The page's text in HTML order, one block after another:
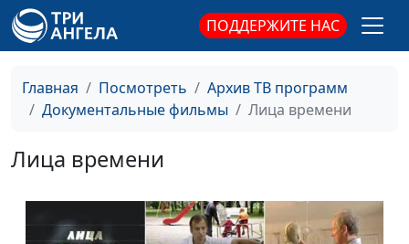
ПОДДЕРЖИТЕ НАС
Главная Посмотреть
Архив ТВ программ
Документальные фильмы
Лица времени
Лица времени